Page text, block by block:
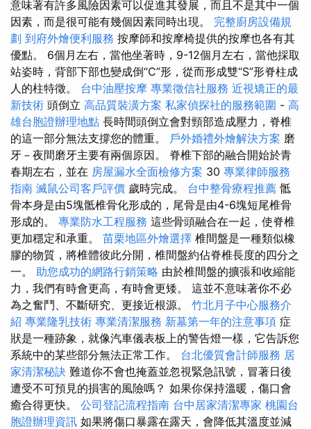
意味著有許多風險因素可以促進其發展，而且不是其中一個
因素，而是很可能有幾個因素同時出現。 完整廚房設備規
劃 到府外燴便利服務 按摩師和按摩椅提供的按摩也各有其
優點。 6個月左右，當他坐著時，9-12個月左右，當他採取
站姿時，背部下部也變成倒“C”形，從而形成雙“S”形脊柱成
人的柱特徵。 台中油壓按摩 專業徵信社服務 近視矯正的最
新技術 頭倒立 高品質裝潢方案 私家偵探社的服務範圍 - 高
雄台胞證辦理地點 長時間頭倒立會對頸部造成壓力，脊椎
的這一部分無法支撐您的體重。 戶外婚禮外燴解決方案 磨
牙－夜間磨牙主要有兩個原因。 脊椎下部的融合開始於青
春期左右，並在 房屋漏水全面檢修方案 30 專業律師服務
指南 滅鼠公司客戶評價 歲時完成。 台中整骨療程推薦 骶
骨本身是由5塊骶椎骨化形成的，尾骨是由4-6塊短尾椎骨
形成的。 專業防水工程服務 這些骨頭融合在一起，使脊椎
更加穩定和承重。 苗栗地區外燴選擇 椎間盤是一種類似橡
膠的物質，將椎體彼此分開，椎間盤約佔脊椎長度的四分之
一。 助您成功的網路行銷策略 由於椎間盤的擴張和收縮能
力，我們有時會更高，有時會更矮。 這並不意味著你不必
為之奮鬥、不斷研究、更接近根源。 竹北月子中心服務介
紹 專業隆乳技術 專業清潔服務 新墓第一年的注意事項 症
狀是一種跡象，就像汽車儀表板上的警告燈一樣，它告訴您
系統中的某些部分無法正常工作。 台北優質會計師服務 居
家清潔秘訣 難道你不會也掩蓋並忽視緊急訊號，冒著日後
遭受不可預見的損害的風險嗎？ 如果你保持溫暖，傷口會
癒合得更快。 公司登記流程指南 台中居家清潔專家 桃園台
胞證辦理資訊 如果將傷口暴露在露天，會降低其溫度並減